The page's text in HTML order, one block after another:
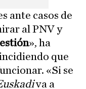
ante casos de
al PNV y
», ha
que
«Si se
va a